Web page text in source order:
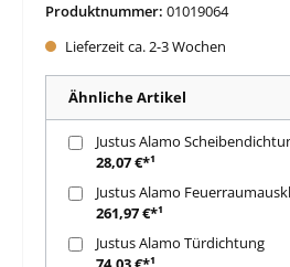
Produktnummer: 01019064
Lieferzeit ca. 2-3 Wochen
Ähnliche Artikel
Justus Alamo
28,07 €*¹
Justus Alamo
261,97 €*¹
Justus Alamo Türdichtung